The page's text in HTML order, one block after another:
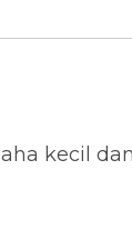
kecil dan